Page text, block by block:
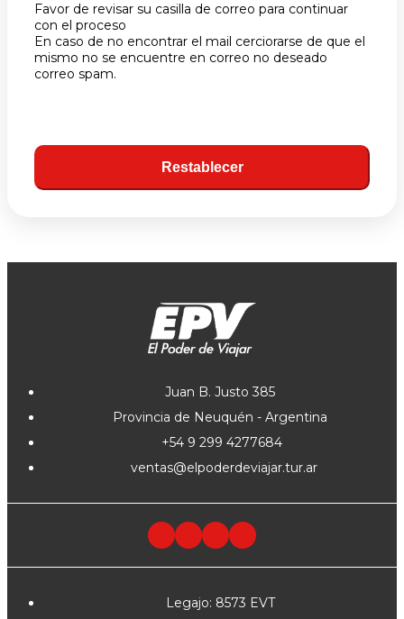
Favor de revisar su casilla de correo para continuar
con el proceso
En caso de no encontrar el mail cerciorarse de que el
mismo no se encuentre en correo no deseado
correo spam.
Restablecer
Juan B. Justo 385
Provincia de Neuquén - Argentina
+54 9 299 4277684
ventas@elpoderdeviajar.tur.ar
Legajo: 8573 EVT